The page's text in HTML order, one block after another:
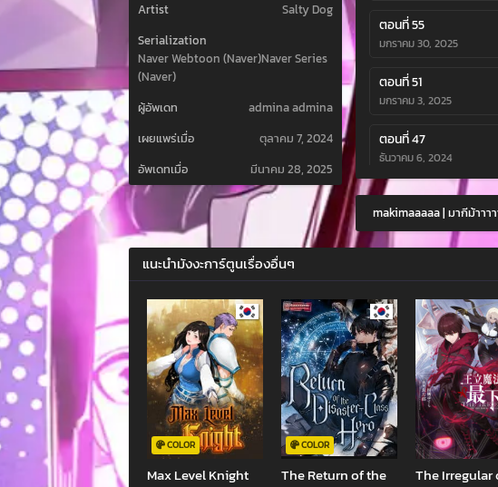
Artist
Salty Dog
Serialization
Naver Webtoon (Naver)Naver Series
(Naver)
ผู้อัพเดท
admina admina
เผยแพร่เมื่อ
ตุลาคม 7, 2024
อัพเดทเมื่อ
มีนาคม 28, 2025
ตอนที่ 55
มกราคม 30, 2025
ตอนที่ 51
มกราคม 3, 2025
ตอนที่ 47
ธันวาคม 6, 2024
ตอนที่ 43
พฤศจิกายน 5, 2024
ตอนที่ 39
ตอนที่ 35
ตุลาคม 7, 2024
ตอนที่ 31
ตุลาคม 7, 2024
ตอนที่ 27
ตุลาคม 7, 2024
ตอนที่ 23
makimaaaaa | มากีม้าาา
แนะนำมังงะการ์ตูนเรื่องอื่นๆ
COLOR
Max Level Knight
COLOR
The Return of the
The Irregular